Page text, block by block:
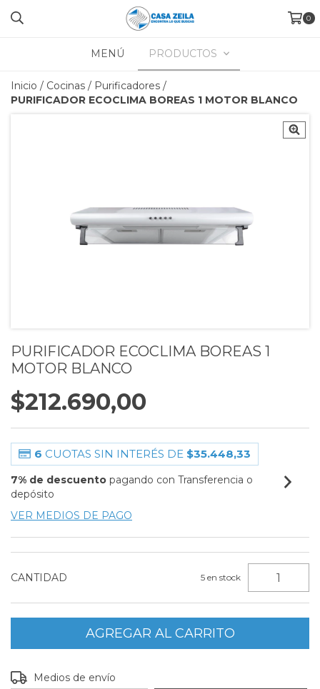
0
MENÚ PRODUCTOS
Inicio / Cocinas / Purificadores /
PURIFICADOR ECOCLIMA BOREAS 1 MOTOR BLANCO
PURIFICADOR ECOCLIMA BOREAS 1
MOTOR BLANCO
$212.690,00
6 CUOTAS SIN INTERÉS DE $35.448,33
7% de descuento pagando con Transferencia o
depósito
VER MEDIOS DE PAGO
CANTIDAD 5 en stock
Entregas para el CP:
Medios de envío